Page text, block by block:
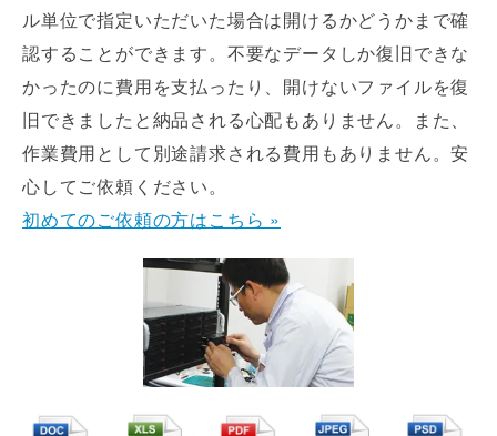
ル単位で指定いただいた場合は開けるかどうかまで確
認することができます。不要なデータしか復旧できな
かったのに費用を支払ったり、開けないファイルを復
旧できましたと納品される心配もありません。また、
作業費用として別途請求される費用もありません。安
心してご依頼ください。
初めてのご依頼の方はこちら »